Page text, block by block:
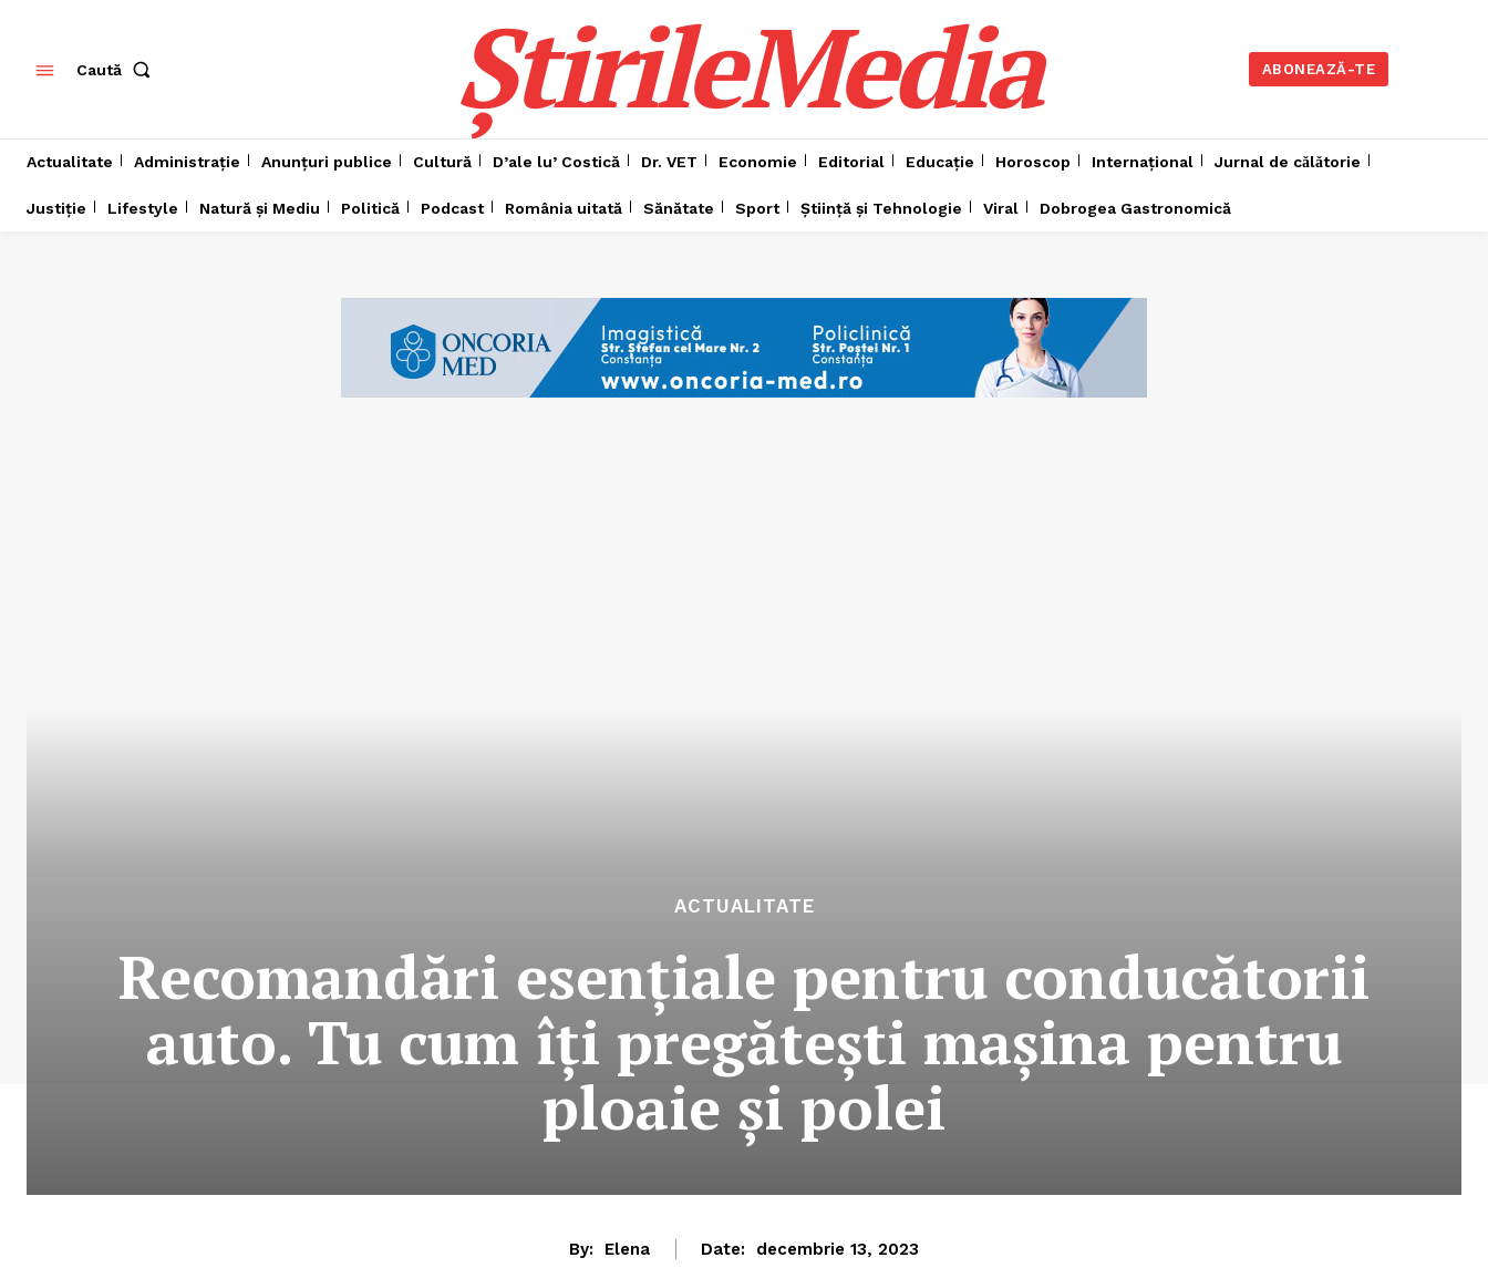
Caută ȘtirileMedia ABONEAZĂ-TE
Actualitate Administrație Anunțuri publice Cultură D’ale lu’ Costică Dr. VET Economie Editorial Educație Horoscop Internațional Jurnal de cǎlǎtorie
Justiție Lifestyle Natură și Mediu Politică Podcast România uitată Sănătate Sport Știință și Tehnologie Viral Dobrogea Gastronomică
ACTUALITATE
Recomandări esențiale pentru conducătorii
auto. Tu cum îți pregătești mașina pentru
ploaie și polei
By: Elena Date: decembrie 13, 2023